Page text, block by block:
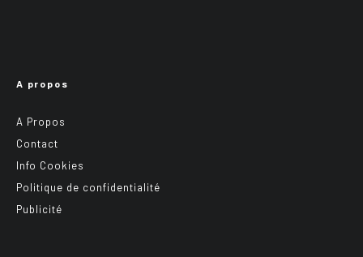
A propos
A Propos
Contact
Info Cookies
Politique de confidentialité
Publicité